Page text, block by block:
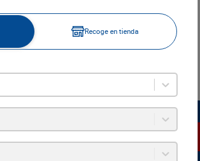
Recoge en tienda